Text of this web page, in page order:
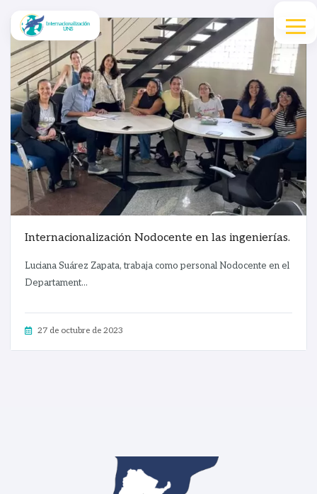
Internacionalización Nodocente en las ingenierías.
Luciana Suárez Zapata, trabaja como personal Nodocente en el
Departament...
27 de octubre de 2023